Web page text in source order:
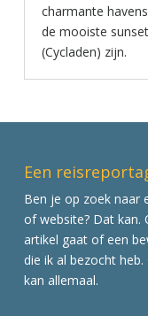
charmante
de mooiste
(Cycladen) zijn.
Een
Ben je op zoek naar
of website? Dat kan.
artikel gaat of een
die ik al bezocht
kan allemaal.